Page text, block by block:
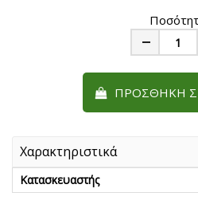
ΠΡΟΣΘΉΚΗ
Χαρακτηριστικά
Κατασκευαστής